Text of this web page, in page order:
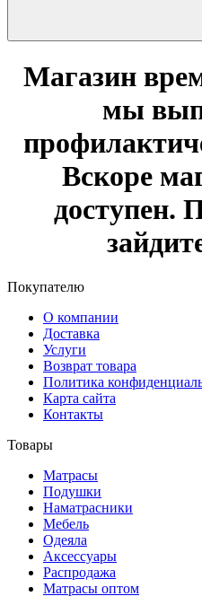
Магазин
мы
Вскоре
доступен.
Покупателю
О компании
Доставка
Услуги
Возврат товара
Политика
Карта сайта
Контакты
Товары
Матрасы
Подушки
Наматрасники
Мебель
Одеяла
Аксессуары
Распродажа
Матрасы оптом